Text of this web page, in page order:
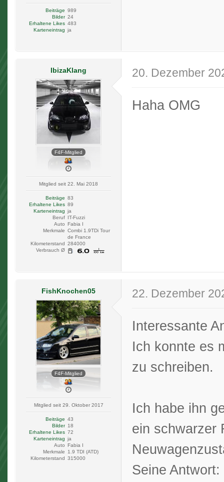
Beiträge 989
Bilder 24
Erhaltene Likes 483
Karteneintrag ja
IbizaKlang
F4F-Mitglied
Mitglied seit 22. Mai 2018
Beiträge 83
Erhaltene Likes 89
Karteneintrag ja
Beruf IT-Fuzzi
Auto Fabia I
Merkmale Combi 1.9TDi Tour
de France
Kilometerstand 284000
Verbrauch Ø
20. Dezember
Haha OMG
FishKnochen05
F4F-Mitglied
Mitglied seit 29. Oktober 2017
Beiträge 43
Bilder 18
Erhaltene Likes 72
Karteneintrag ja
Auto Fabia I
Merkmale
1.9 TDI (ATD)
Kilometerstand 315000
22. Dezember
Interessante
Ich konnte es
zu schreiben.
Ich habe ihn
ein schwarzer
Seine